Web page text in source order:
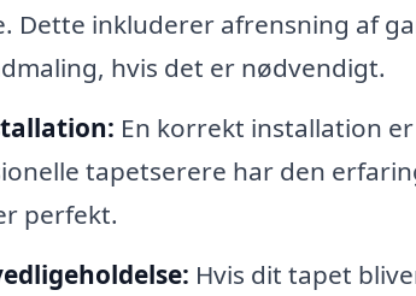
Dette inkluderer afrensning af
hvis det er nødvendigt.
En korrekt installation
tapetserere har den
perfekt.
Hvis dit tapet